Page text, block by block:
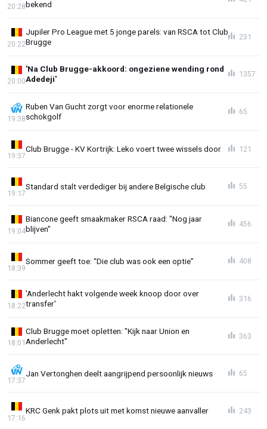
bekend
20:28
Jupiler Pro League met 5 jonge parels: van RSCA tot Club
Brugge
20:22
231
'Na Club Brugge-akkoord: ongeziene wending rond
Adedeji'
20:00
1357
Ruben Van Gucht zorgt voor enorme relationele
schokgolf
19:38
65
Club Brugge - KV Kortrijk: Leko voert twee wissels door
19:37
121
Standard stalt verdediger bij andere Belgische club
19:17
55
Biancone geeft smaakmaker RSCA raad: "Nog jaar
blijven"
19:04
456
Sommer geeft toe: “Die club was ook een optie”
18:39
408
'Anderlecht hakt volgende week knoop door over
transfer'
18:22
316
Club Brugge moet opletten: "Kijk naar Union en
Anderlecht"
18:01
363
Jan Vertonghen deelt aangrijpend persoonlijk nieuws
17:37
65
KRC Genk pakt plots uit met komst nieuwe aanvaller
17:16
243